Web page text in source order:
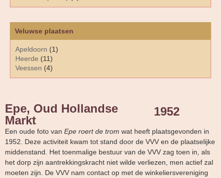
Veluwse plaatsen
Apeldoorn (1)
Heerde (11)
Veessen (4)
Epe, Oud Hollandse
Markt
1952
Een oude foto van Epe roert de trom wat heeft plaatsgevonden in
1952. Deze activiteit kwam tot stand door de VVV en de plaatselijke
middenstand. Het toenmalige bestuur van de VVV zag toen in, als
het dorp zijn aantrekkingskracht niet wilde verliezen, men actief zal
moeten zijn. De VVV nam contact op met de winkeliersvereniging